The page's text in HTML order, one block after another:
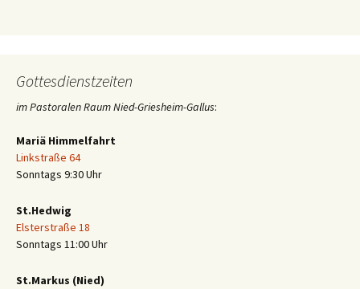
Gottesdienstzeiten
im Pastoralen Raum Nied-Griesheim-Gallus:
Mariä Himmelfahrt
Linkstraße 64
Sonntags 9:30 Uhr
St.Hedwig
Elsterstraße 18
Sonntags 11:00 Uhr
St.Markus (Nied)